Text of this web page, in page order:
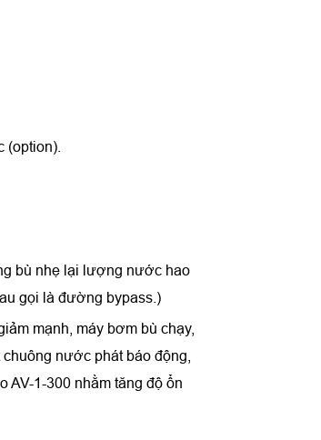
(option).
bù nhẹ lại lượng nước hao
gọi là đường bypass.)
mạnh, máy bơm bù chạy,
nước phát báo động,
AV-1-300 nhằm tăng độ ổn